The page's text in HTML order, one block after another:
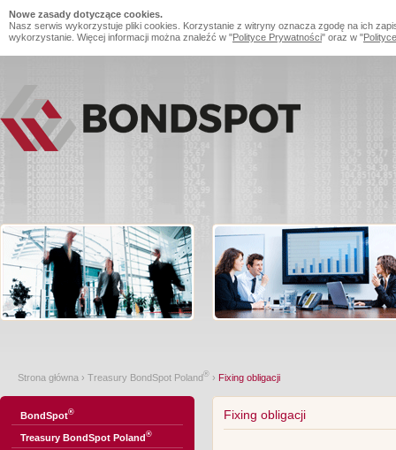
Nowe zasady dotyczące cookies.
Nasz serwis wykorzystuje pliki cookies. Korzystanie z witryny oznacza zgodę na ich
wykorzystanie. Więcej informacji można znaleźć w "Polityce Prywatności" oraz w "
Strona główna › Treasury BondSpot Poland® › Fixing obligacji
BondSpot®
Treasury BondSpot Poland®
Fixing obligacji